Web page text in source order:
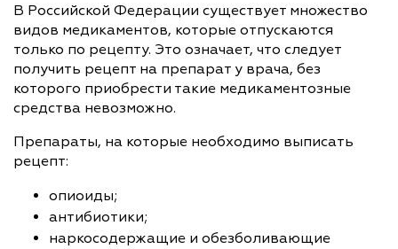
В Российской Федерации существует множество
видов медикаментов, которые отпускаются
только по рецепту. Это означает, что следует
получить рецепт на препарат у врача, без
которого приобрести такие медикаментозные
средства невозможно.
Препараты, на которые необходимо выписать
рецепт:
опиоиды;
антибиотики;
наркосодержащие и обезболивающие